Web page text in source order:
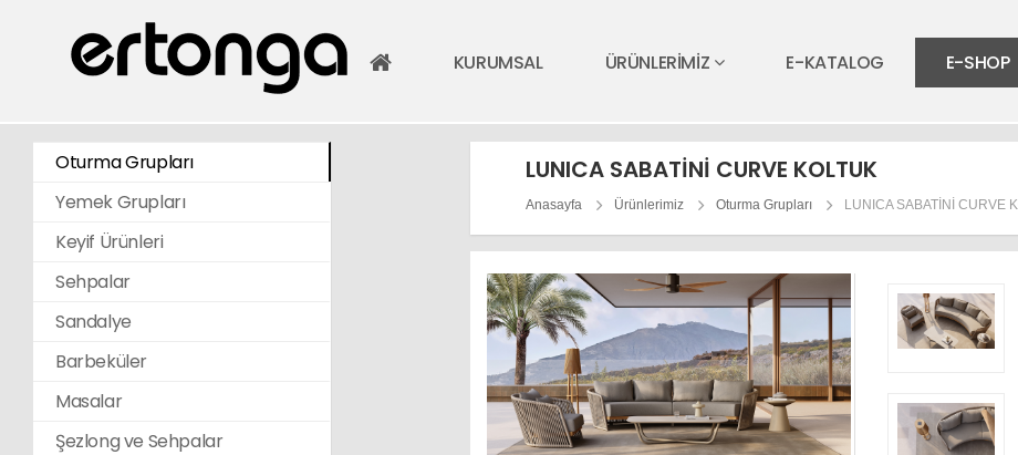
KURUMSAL ÜRÜNLERİMİZ E-KATALOG E-SHOP
Oturma Grupları
Yemek Grupları
Keyif Ürünleri
Sehpalar
Sandalye
Barbeküler
Masalar
Şezlong ve Sehpalar
LUNICA SABATİNİ CURVE KOLTUK
Anasayfa Ürünlerimiz Oturma Grupları LUNICA SABATİNİ CURVE